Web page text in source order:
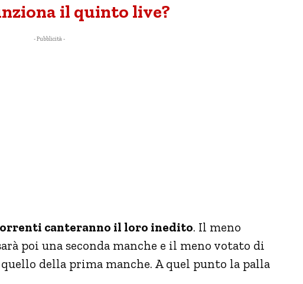
il quinto live?
- Pubblicità -
canteranno il loro inedito. Il meno
poi una seconda manche e il meno votato di
della prima manche. A quel punto la palla